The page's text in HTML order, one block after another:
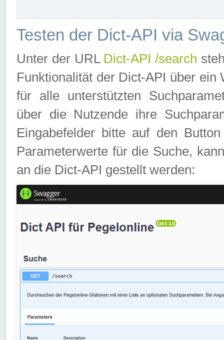
Testen der Dict-API via
Unter der URL Dict-API /search
Funktionalität der Dict-API über
für alle unterstützten
über die Nutzende ihre
Eingabefelder bitte auf den
Parameterwerte für die Suche,
an die Dict-API gestellt werden: